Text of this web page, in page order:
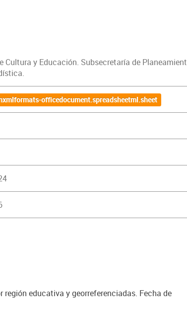
Cultura y Educación. Subsecretaría de
officedocument.spreadsheetml.sheet
educativa y georreferenciadas. Fecha de